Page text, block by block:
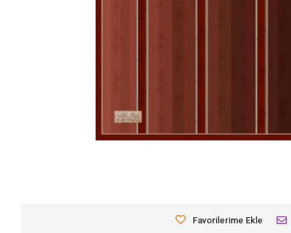
Favorilerime Ekle